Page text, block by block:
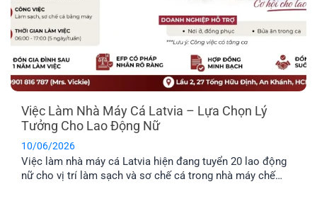
Việc Làm Nhà Máy Cá Latvia – Lựa Chọn Lý
Tưởng Cho Lao Động Nữ
10/06/2026
Việc làm nhà máy cá Latvia hiện đang tuyển 20 lao động
nữ cho vị trí làm sạch và sơ chế cá trong nhà máy chế